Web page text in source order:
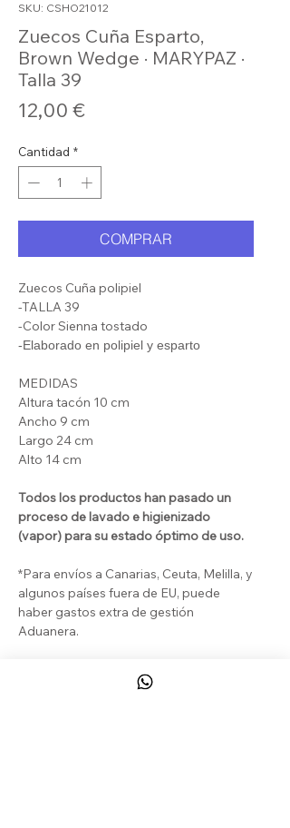
SKU: CSHO21012
Zuecos Cuña Esparto,
Brown Wedge · MARYPAZ ·
Talla 39
12,00 €Precio
Cantidad *
COMPRAR
Zuecos Cuña polipiel
-TALLA 39
-Color Sienna tostado
-Elaborado en polipiel y esparto
MEDIDAS
Altura tacón 10 cm
Ancho 9 cm
Largo 24 cm
Alto 14 cm
Todos los productos han pasado un
proceso de lavado e higienizado
(vapor) para su estado óptimo de uso.
*Para envíos a Canarias, Ceuta, Melilla, y
algunos países fuera de EU, puede
haber gastos extra de gestión
Aduanera.
DEVOLUCIONES & REEMBOLSOS